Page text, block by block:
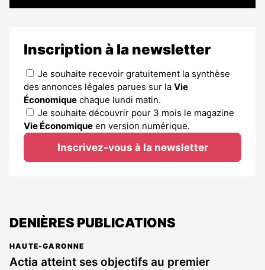
Inscription à la newsletter
Je souhaite recevoir gratuitement la synthèse
des annonces légales parues sur la Vie
Économique chaque lundi matin.
Je souhaite découvrir pour 3 mois le magazine
Vie Économique en version numérique.
Inscrivez-vous à la newsletter
DENIÈRES PUBLICATIONS
HAUTE-GARONNE
Actia atteint ses objectifs au premier